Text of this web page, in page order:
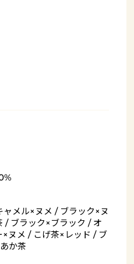
メル×ヌメ / ブラック×ヌ
/ ブラック×ブラック / オ
ヌメ / こげ茶×レッド / ブ
か茶